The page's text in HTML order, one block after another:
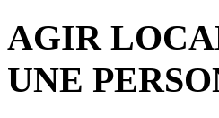
AGIR
UNE